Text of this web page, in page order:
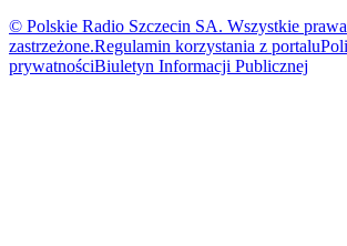
© Polskie Radio Szczecin SA. Wszystkie prawa
zastrzeżone.Regulamin korzystania z portalu
prywatnościBiuletyn Informacji Publicznej